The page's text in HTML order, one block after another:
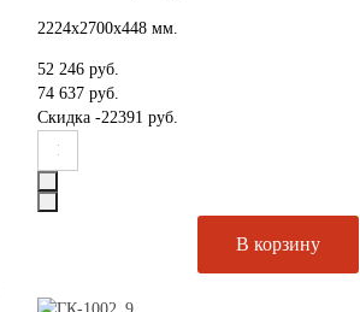
2224х2700х448 мм.
52 246 руб.
74 637 руб.
Скидка -22391 руб.